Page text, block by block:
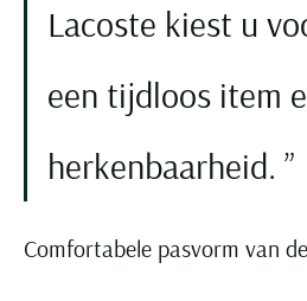
Lacoste kiest u
een tijdloos item
herkenbaarheid.
Comfortabele pasvorm van